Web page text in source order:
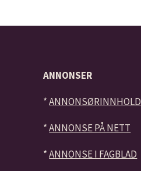
ANNONSER
*ANNONSØRINNHOLD
*ANNONSE PÅ NETT
*ANNONSE I FAGBLAD